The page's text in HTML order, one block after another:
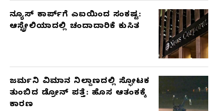
ನ್ಯೂಸ್ ಕಾರ್ಪ್‌ಗೆ ಎಐಯಿಂದ ಸಂಕಷ್ಟ:
ಆಸ್ಟ್ರೇಲಿಯಾದಲ್ಲಿ ಚಂದಾದಾರಿಕೆ ಕುಸಿತ
ಜರ್ಮನಿ ವಿಮಾನ ನಿಲ್ದಾಣದಲ್ಲಿ ಸ್ಫೋಟಕ
ತುಂಬಿದ ಡ್ರೋನ್ ಪತ್ತೆ: ಹೊಸ ಆತಂಕಕ್ಕೆ
ಕಾರಣ